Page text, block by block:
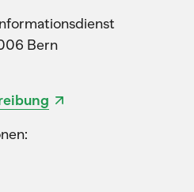
Bern